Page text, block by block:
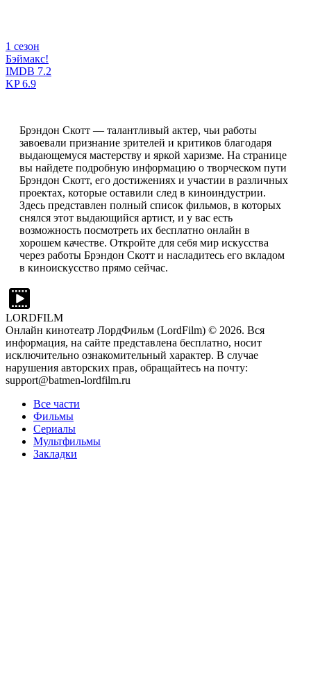
1 сезон
Бэймакс!
IMDB 7.2
KP6.9
Брэндон Скотт — талантливый актер, чьи работы
завоевали признание зрителей и критиков благодаря
выдающемуся мастерству и яркой харизме. На странице
вы найдете подробную информацию о творческом пути
Брэндон Скотт, его достижениях и участии в различных
проектах, которые оставили след в киноиндустрии.
Здесь представлен полный список фильмов, в которых
снялся этот выдающийся артист, и у вас есть
возможность посмотреть их бесплатно онлайн в
хорошем качестве. Откройте для себя мир искусства
через работы Брэндон Скотт и насладитесь его вкладом
в киноискусство прямо сейчас.
LORDFILM
Онлайн кинотеатр ЛордФильм (LordFilm) © 2026. Вся
информация, на сайте представлена бесплатно, носит
исключительно ознакомительный характер. В случае
нарушения авторских прав, обращайтесь на почту:
support@batmen-lordfilm.ru
Все части
Фильмы
Сериалы
Мультфильмы
Закладки